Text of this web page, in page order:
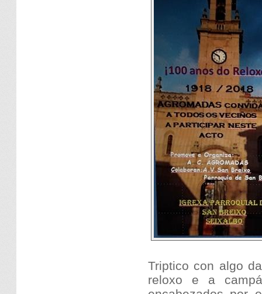
Triptico con algo
reloxo e a